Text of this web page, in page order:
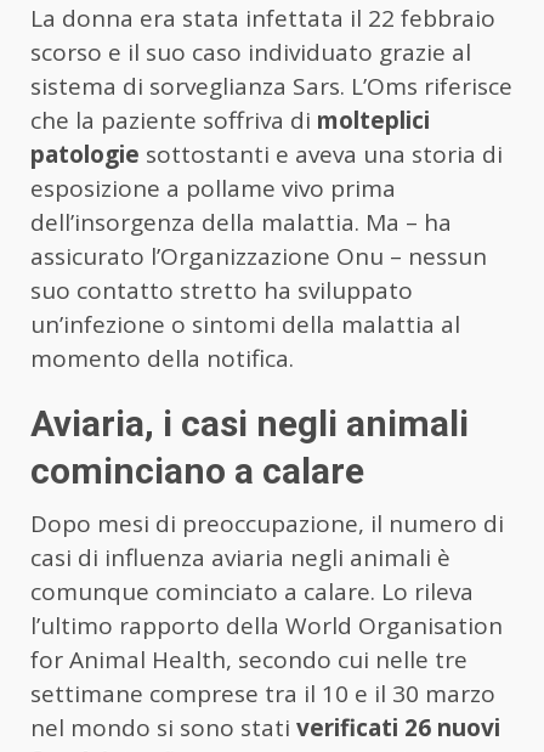
La donna era stata infettata il 22 febbraio
scorso e il suo caso individuato grazie al
sistema di sorveglianza Sars. L’Oms riferisce
che la paziente soffriva di molteplici
patologie sottostanti e aveva una storia di
esposizione a pollame vivo prima
dell’insorgenza della malattia. Ma – ha
assicurato l’Organizzazione Onu – nessun
suo contatto stretto ha sviluppato
un’infezione o sintomi della malattia al
momento della notifica.
Aviaria, i casi negli animali
cominciano a calare
Dopo mesi di preoccupazione, il numero di
casi di influenza aviaria negli animali è
comunque cominciato a calare. Lo rileva
l’ultimo rapporto della World Organisation
for Animal Health, secondo cui nelle tre
settimane comprese tra il 10 e il 30 marzo
nel mondo si sono stati verificati 26 nuovi